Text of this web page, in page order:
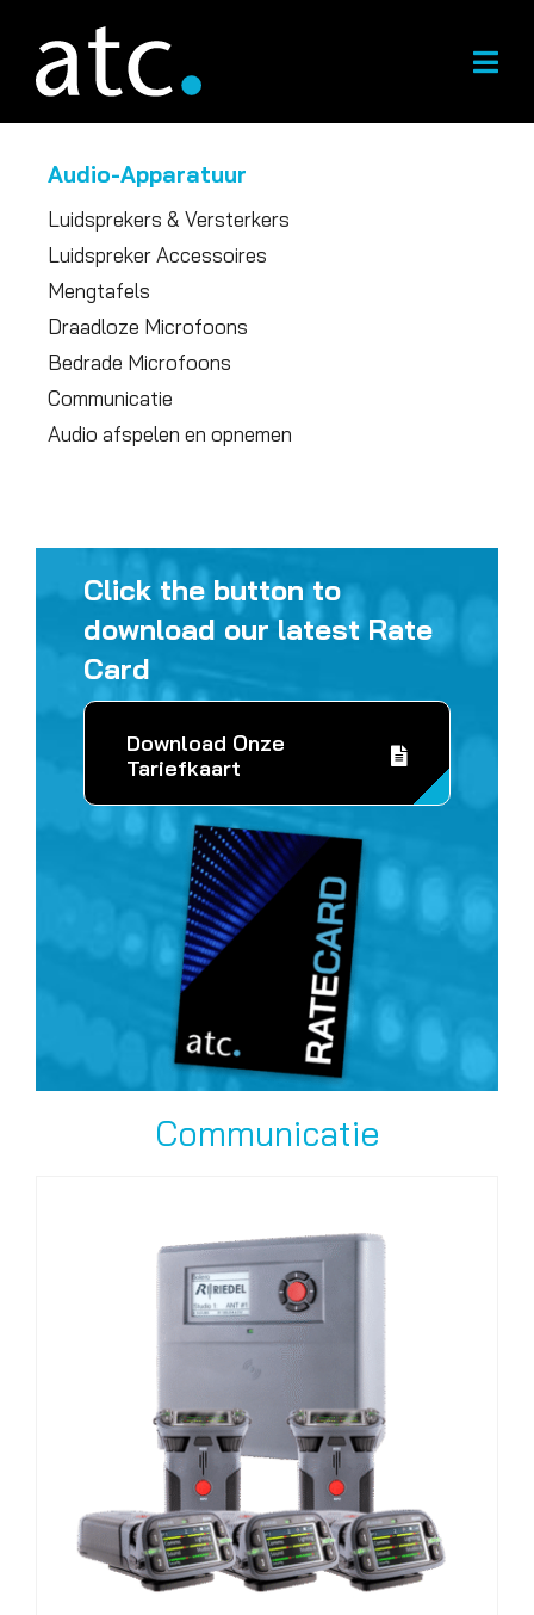
inhoud
Audio-Apparatuur
Luidsprekers & Versterkers
Luidspreker Accessoires
Mengtafels
Draadloze Microfoons
Bedrade Microfoons
Communicatie
Audio afspelen en opnemen
Click the button to
download our latest Rate
Card
Download Onze
Tariefkaart
Communicatie